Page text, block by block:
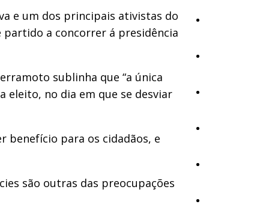
e um dos principais ativistas do
partido a concorrer á presidência
sublinha que “a única
eleito, no dia em que se desviar
benefício para os cidadãos, e
são outras das preocupações